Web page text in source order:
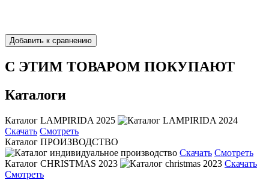
С ЭТИМ ТОВАРОМ ПОКУПАЮТ
Каталоги
Каталог LAMPIRIDA 2025
Скачать Смотреть
Каталог ПРОИЗВОДСТВО
Скачать Смотреть
Каталог CHRISTMAS 2023
Скачать
Смотреть